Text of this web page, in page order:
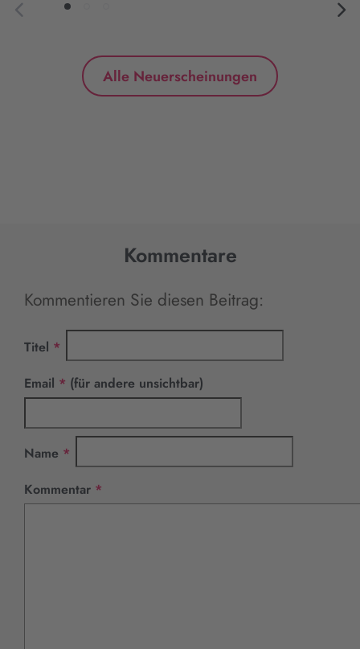
Alle Neuerscheinungen
Kommentare
Kommentieren Sie diesen Beitrag:
Titel *
Email * Pflichtfeld
(für andere unsichtbar)
Name *
Kommentar *